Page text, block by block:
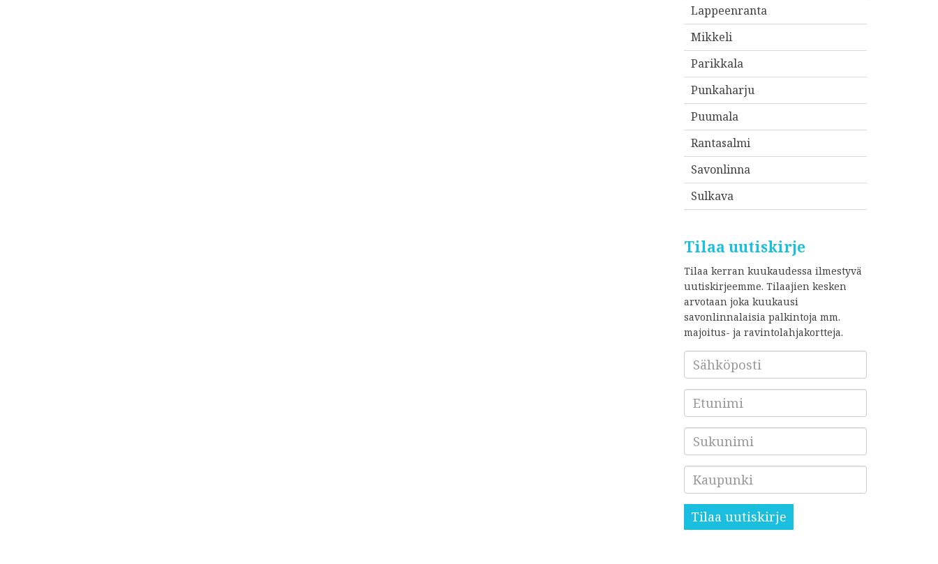
Lappeenranta
Mikkeli
Parikkala
Punkaharju
Puumala
Rantasalmi
Savonlinna
Sulkava
Tilaa uutiskirje
Tilaa kerran kuukaudessa ilmestyvä
uutiskirjeemme. Tilaajien kesken
arvotaan joka kuukausi
savonlinnalaisia palkintoja mm.
majoitus- ja ravintolahjakortteja.
Sähköposti
Etunimi
Sukunimi
Kaupunki
Tilaa uutiskirje